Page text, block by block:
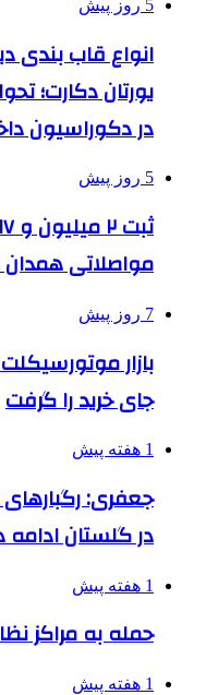
5 روز پیش
انواع قاب بندی
یورتان دکارت؛
در دکوراسیون
5 روز پیش
مواصلاتی همدان
7 روز پیش
بازار
جای خرید را گرفت
1 هفته پیش
جعفری:
در گلستان ادامه
1 هفته پیش
حمله به مراکز
1 هفته پیش